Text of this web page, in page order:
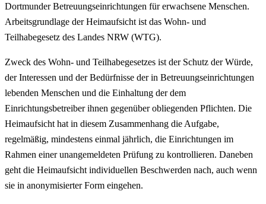
Dortmunder Betreuungseinrichtungen für erwachsene Menschen.
Arbeitsgrundlage der Heimaufsicht ist das Wohn- und
Teilhabegesetz des Landes NRW (WTG).
Zweck des Wohn- und Teilhabegesetzes ist der Schutz der Würde,
der Interessen und der Bedürfnisse der in Betreuungseinrichtungen
lebenden Menschen und die Einhaltung der dem
Einrichtungsbetreiber ihnen gegenüber obliegenden Pflichten. Die
Heimaufsicht hat in diesem Zusammenhang die Aufgabe,
regelmäßig, mindestens einmal jährlich, die Einrichtungen im
Rahmen einer unangemeldeten Prüfung zu kontrollieren. Daneben
geht die Heimaufsicht individuellen Beschwerden nach, auch wenn
sie in anonymisierter Form eingehen.